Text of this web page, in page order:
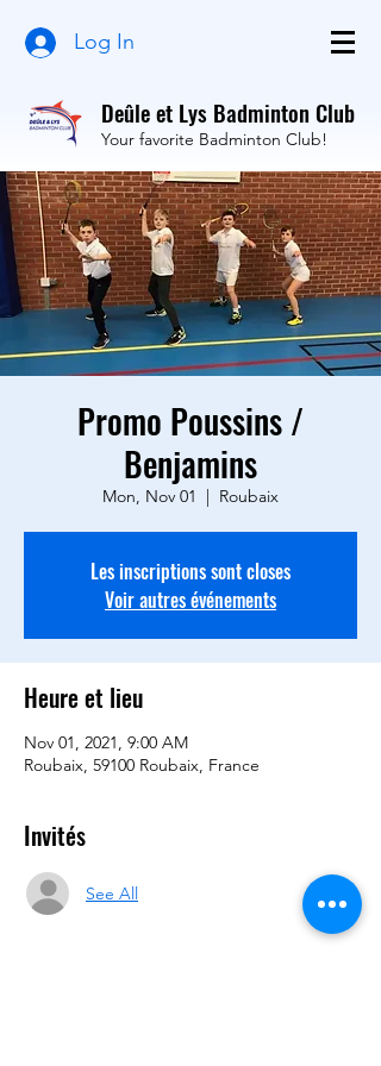
Log In
Deûle et Lys Badminton Club
Your favorite Badminton Club!
Promo Poussins /
Benjamins
Mon, Nov 01
  |
Roubaix
Les inscriptions sont closes
Voir autres événements
Heure et lieu
Nov 01, 2021, 9:00 AM
Roubaix, 59100 Roubaix, France
Invités
See All